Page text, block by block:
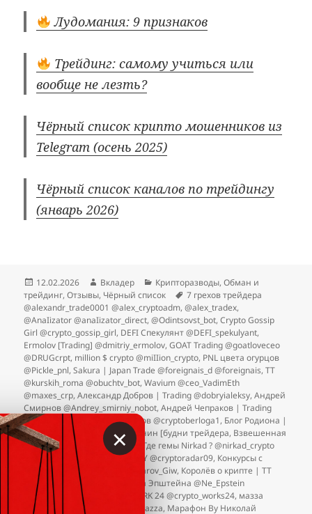
Лудомания: 9 признаков
Трейдинг: самому учиться или
вообще не лезть?
Чёрный список крипто мошенников из
Telegram (осень 2025)
Чёрный список каналов по трейдингу
(январь 2026)
Опубликовано
12.02.2026 Автор
Вкладер Рубрики
Крипторазводы,Обман и
трейдинг,Отзывы, Чёрный список Метки
7 грехов трейдера
@alexandr_trade0001 @alex_cryptoadm,@alex_tradex,
@AnaIizator @anaIizator_direct,@Odintsovst_bot,Crypto Gossip
Girl @crypto_gossip_girl, DEFI Спекулянт @DEFI_spekulyant,
Ermolov [Trading] @dmitriy_ermolov,GOAT Trading @goatloveceo
@DRUGcrpt, million $ crypto @miIIion_crypto, PNL цвета огурцов
@Pickle_pnl,Sakura | Japan Trade @foreignais_d @foreignais,TT
@kurskih_roma @obuchtv_bot,Wavium @ceo_VadimEth
@maxes_crp,Александр Добров | Trading @dobryialeksy,Андрей
Смирнов @Andrey_smirniy_nobot,Андрей Чепраков | Trading
@chepr777
,Берлога криптанов @cryptoberloga1, Блог Родиона |
Crypto @rodioncrypt0 Вершинин [будни трейдера, Взвешенная
торговля | Блог о заработке
Где гемы Nirkad ? @nirkad_crypto
@nirkad
ЕК | Crypto INDUSTRY @cryptoradar09, Конкурсы с
Александром | Крипто @Xabarov_Giw, Королёв о крипте | TT
Теория вероятностей
Крипта Эпштейна @Ne_Epstein
@Epstein_Crypto
КРИПТО WORK 24 @crypto_works24, мазза
корнер @mazzafam @hitechmazza, Марафон By Николай
×